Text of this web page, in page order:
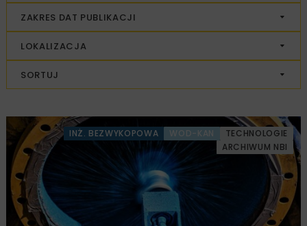
ZAKRES DAT PUBLIKACJI
LOKALIZACJA
SORTUJ
INŻ. BEZWYKOPOWA WOD-KAN
TECHNOLOGIE
ARCHIWUM NBI